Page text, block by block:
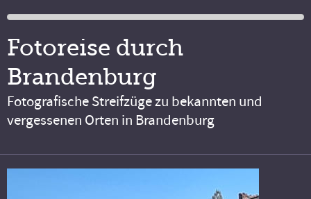
Fotoreise durch
Brandenburg
Fotografische Streifzüge zu bekannten und
vergessenen Orten in Brandenburg